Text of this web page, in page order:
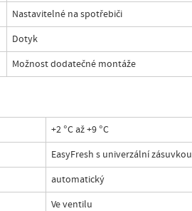
Nastavitelné na spotřebiči
Dotyk
Možnost dodatečné montáže
+2 °C až +9 °C
EasyFresh s univerzální zásuvkou
automatický
Ve ventilu